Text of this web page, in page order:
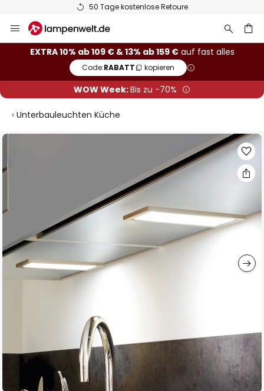
50 Tage kostenlose Retoure
Inhalt
springen
EXTRA 10% ab 109 € & 13% ab 159 €auf fast alles
Code:RABATT kopieren
WOW Week:Bis zu -70%
Unterbauleuchten Küche
Zum
der